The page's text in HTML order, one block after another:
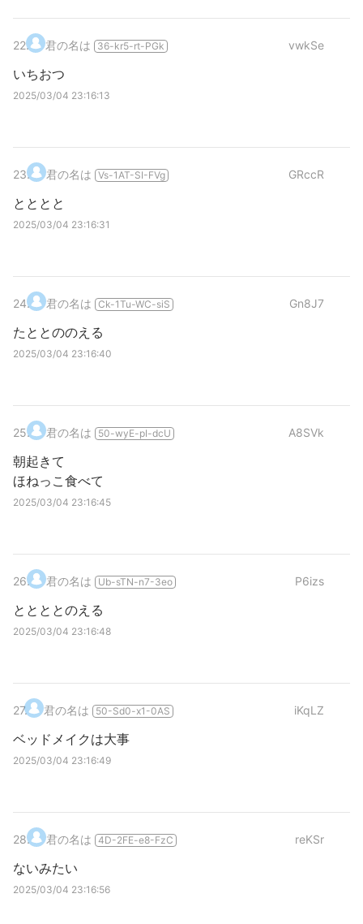
22. 君の名は 36-kr5-rt-PGk vwkSe
いちおつ
2025/03/04 23:16:13
23. 君の名は Vs-1AT-SI-FVg GRccR
とととと
2025/03/04 23:16:31
24. 君の名は Ck-1Tu-WC-siS Gn8J7
たととののえる
2025/03/04 23:16:40
25. 君の名は 50-wyE-pI-dcU A8SVk
朝起きて
ほねっこ食べて
2025/03/04 23:16:45
26. 君の名は Ub-sTN-n7-3eo P6izs
ととととのえる
2025/03/04 23:16:48
27. 君の名は 50-Sd0-x1-0AS iKqLZ
ベッドメイクは大事
2025/03/04 23:16:49
28. 君の名は 4D-2FE-e8-FzC reKSr
ないみたい
2025/03/04 23:16:56